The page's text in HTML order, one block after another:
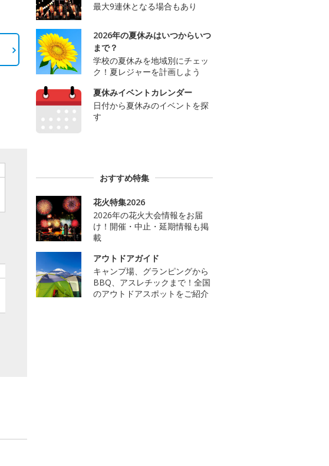
最大9連休となる場合もあり
2026年の夏休みはいつからいつ
まで？
学校の夏休みを地域別にチェッ
ク！夏レジャーを計画しよう
夏休みイベントカレンダー
日付から夏休みのイベントを探
す
おすすめ特集
花火特集2026
2026年の花火大会情報をお届
け！開催・中止・延期情報も掲
載
アウトドアガイド
キャンプ場、グランピングから
BBQ、アスレチックまで！全国
のアウトドアスポットをご紹介